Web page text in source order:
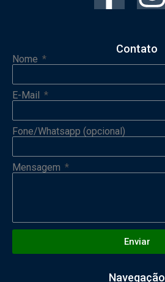
Contato
Nome
E-Mail
Fone/Whatsapp (opcional)
Mensagem
Enviar
Navegação